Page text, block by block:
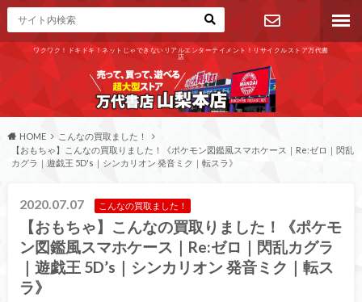
ワクワク！ドキドキ！ネットじゃできないリアルエンターテイメント！リサイクルストア万代書
店
お問い合わ
せ
HOME
こんなの買取ました！
【おもちゃ】こんなの買取りました！《ポケモン図鑑風スマホケース｜Re:ゼロ｜閃乱
カグラ｜遊戯王 5D's｜シンカリオン 発音ミク｜転スラ》
2020.07.07 こんなの買取ました！
【おもちゃ】こんなの買取りました！《ポケモ
ン図鑑風スマホケース｜Re:ゼロ｜閃乱カグラ
｜遊戯王 5D’s｜シンカリオン 発音ミク｜転ス
ラ》